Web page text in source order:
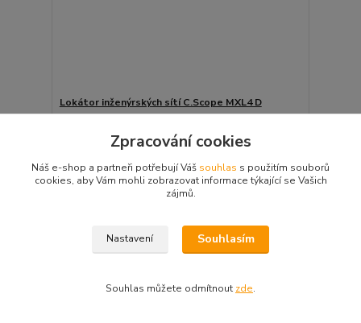
Lokátor inženýrských sítí C.Scope MXL4 D
Vlastnosti • Režim Power - pro hledání vodičů
pod napětím• Radio Mode - základní mód pro
Kombinovaná 33...
46 000 Kč
Přidat do košíku
Zpracování cookies
Náš e-shop a partneři potřebují Váš souhlas s použitím souborů
cookies, aby Vám mohli zobrazovat informace týkající se Vašich
zájmů.
Nastavení Souhlasím
Souhlas můžete odmítnout zde.